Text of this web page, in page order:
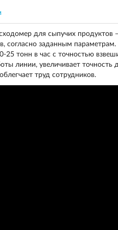
для сыпучих продуктов
согласно заданным
25 тонн в час с точностью
линии, увеличивает
труд сотрудников.